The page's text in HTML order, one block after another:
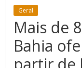
Geral
Mais de
Bahia